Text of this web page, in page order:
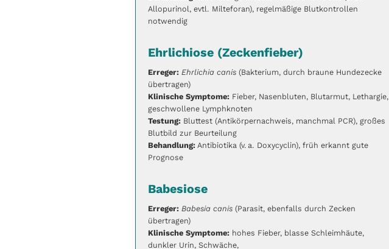
Allopurinol, evtl. Milteforan), regelmäßige Blutkontrollen
notwendig
Ehrlichiose (Zeckenfieber)
Erreger: Ehrlichia canis (Bakterium, durch braune Hundezecke
übertragen)
Klinische Symptome: Fieber, Nasenbluten, Blutarmut, Lethargie,
geschwollene Lymphknoten
Testung: Bluttest (Antikörpernachweis, manchmal PCR), großes
Blutbild zur Beurteilung
Behandlung: Antibiotika (v. a. Doxycyclin), früh erkannt gute
Prognose
Babesiose
Erreger: Babesia canis (Parasit, ebenfalls durch Zecken
übertragen)
Klinische Symptome: hohes Fieber, blasse Schleimhäute,
dunkler Urin, Schwäche,